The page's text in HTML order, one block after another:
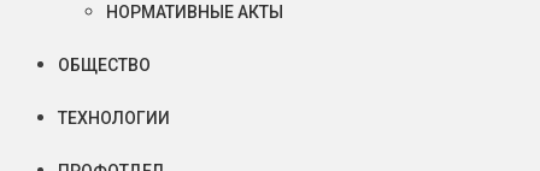
НОРМАТИВНЫЕ АКТЫ
ОБЩЕСТВО
ТЕХНОЛОГИИ